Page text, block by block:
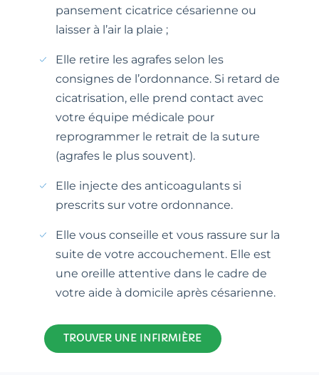
pansement cicatrice césarienne ou
laisser à l’air la plaie ;
Elle retire les agrafes selon les
consignes de l’ordonnance. Si retard de
cicatrisation, elle prend contact avec
votre équipe médicale pour
reprogrammer le retrait de la suture
(agrafes le plus souvent).
Elle injecte des anticoagulants si
prescrits sur votre ordonnance.
Elle vous conseille et vous rassure sur la
suite de votre accouchement. Elle est
une oreille attentive dans le cadre de
votre aide à domicile après césarienne.
TROUVER UNE INFIRMIÈRE